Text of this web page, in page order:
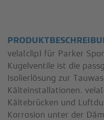
vela[clip] für Parker
Kugelventile ist die
Isolierlösung zur
Kälteinstallationen.
Kältebrücken und
Korrosion unter der